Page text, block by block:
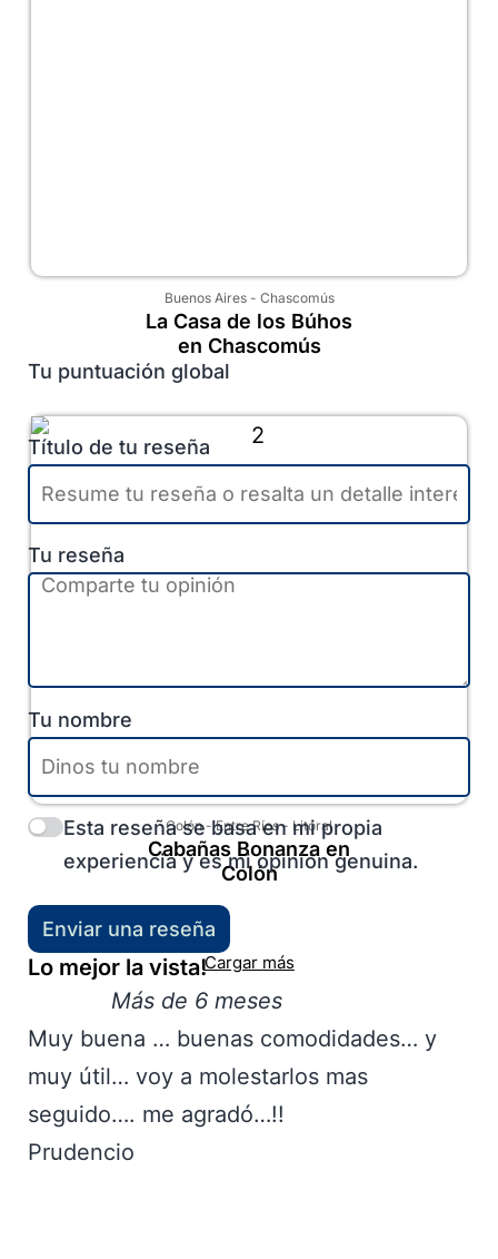
Buenos Aires- Chascomús
La Casa de los Búhos
en Chascomús
Colón-Entre Ríos- Litoral
Cabañas Bonanza en
Colón
Cargar más
Tu puntuación global
Título de tu reseña
Tu reseña
Tu nombre
Esta reseña se basa en mi propia
experiencia y es mi opinión genuina.
Enviar una reseña
Lo mejor la vista!
Más de 6 meses
Muy buena … buenas comodidades… y
muy útil… voy a molestarlos mas
seguido…. me agradó…!!
Prudencio